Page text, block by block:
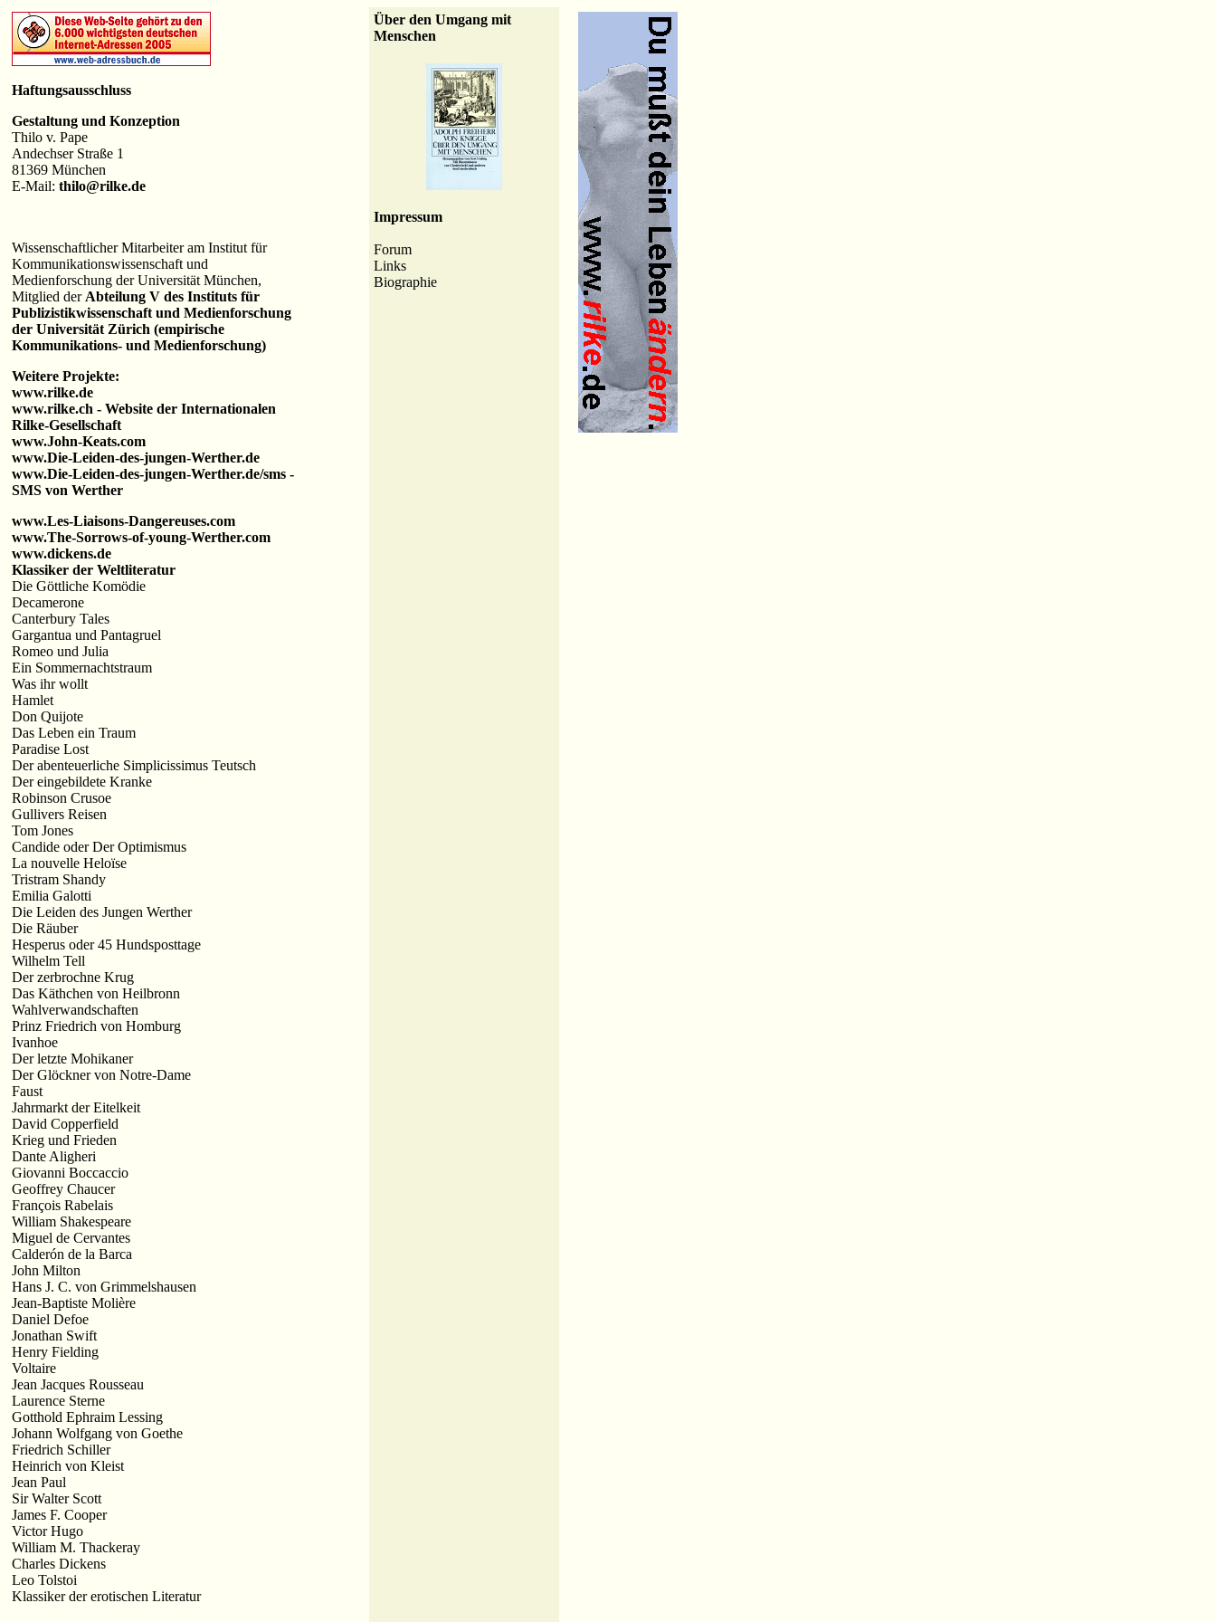
Haftungsausschluss
Gestaltung und Konzeption
Thilo v. Pape
Andechser Straße 1
81369 München
E-Mail: thilo@rilke.de
Wissenschaftlicher Mitarbeiter am Institut für
Kommunikationswissenschaft und
Medienforschung der Universität München,
Mitglied der Abteilung V des Instituts für
Publizistikwissenschaft und Medienforschung
der Universität Zürich (empirische
Kommunikations- und Medienforschung)
Weitere Projekte:
www.rilke.de
www.rilke.ch - Website der Internationalen
Rilke-Gesellschaft
www.John-Keats.com
www.Die-Leiden-des-jungen-Werther.de
www.Die-Leiden-des-jungen-Werther.de/sms -
SMS von Werther
www.Les-Liaisons-Dangereuses.com
www.The-Sorrows-of-young-Werther.com
www.dickens.de
Klassiker der Weltliteratur
Die Göttliche Komödie
Decamerone
Canterbury Tales
Gargantua und Pantagruel
Romeo und Julia
Ein Sommernachtstraum
Was ihr wollt
Hamlet
Don Quijote
Das Leben ein Traum
Paradise Lost
Der abenteuerliche Simplicissimus Teutsch
Der eingebildete Kranke
Robinson Crusoe
Gullivers Reisen
Tom Jones
Candide oder Der Optimismus
La nouvelle Heloïse
Tristram Shandy
Emilia Galotti
Die Leiden des Jungen Werther
Die Räuber
Hesperus oder 45 Hundsposttage
Wilhelm Tell
Der zerbrochne Krug
Das Käthchen von Heilbronn
Wahlverwandschaften
Prinz Friedrich von Homburg
Ivanhoe
Der letzte Mohikaner
Der Glöckner von Notre-Dame
Faust
Jahrmarkt der Eitelkeit
David Copperfield
Krieg und Frieden
Dante Aligheri
Giovanni Boccaccio
Geoffrey Chaucer
François Rabelais
William Shakespeare
Miguel de Cervantes
Calderón de la Barca
John Milton
Hans J. C. von Grimmelshausen
Jean-Baptiste Molière
Daniel Defoe
Jonathan Swift
Henry Fielding
Voltaire
Jean Jacques Rousseau
Laurence Sterne
Gotthold Ephraim Lessing
Johann Wolfgang von Goethe
Friedrich Schiller
Heinrich von Kleist
Jean Paul
Sir Walter Scott
James F. Cooper
Victor Hugo
William M. Thackeray
Charles Dickens
Leo Tolstoi
Klassiker der erotischen Literatur
Über den Umgang mit
Menschen
Impressum
Forum
Links
Biographie